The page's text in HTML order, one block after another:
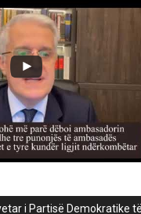
i Partisë Demokratike